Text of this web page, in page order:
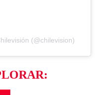
(@chilevision)